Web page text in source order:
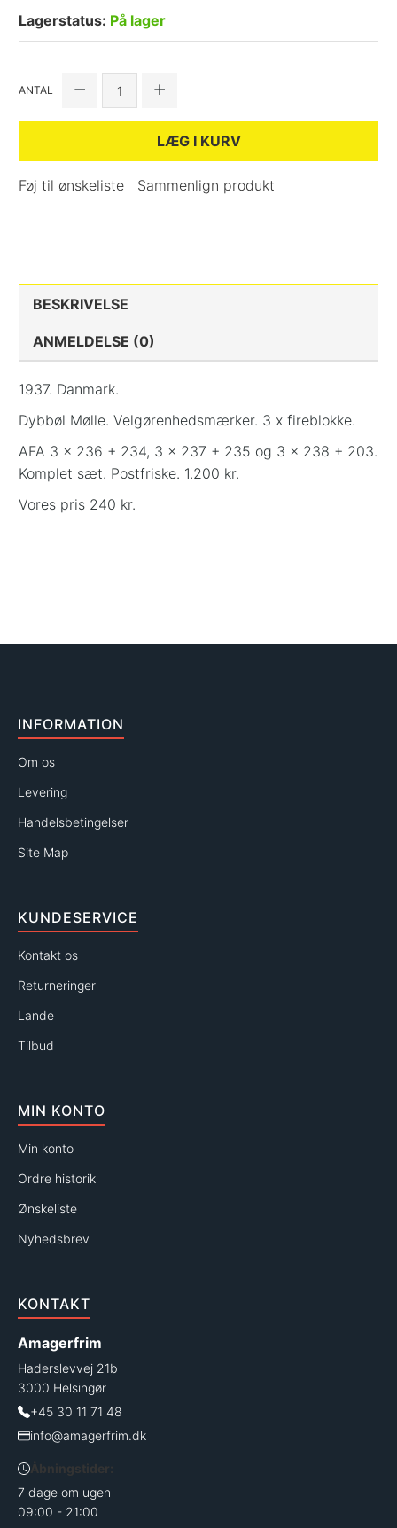
Lagerstatus: På lager
ANTAL
LÆG I KURV
Føj til ønskeliste Sammenlign produkt
BESKRIVELSE
ANMELDELSE (0)
1937. Danmark.
Dybbøl Mølle. Velgørenhedsmærker. 3 x fireblokke.
AFA 3 x 236 + 234, 3 x 237 + 235 og 3 x 238 + 203.
Komplet sæt. Postfriske. 1.200 kr.
Vores pris 240 kr.
INFORMATION
Om os
Levering
Handelsbetingelser
Site Map
KUNDESERVICE
Kontakt os
Returneringer
Lande
Tilbud
MIN KONTO
Min konto
Ordre historik
Ønskeliste
Nyhedsbrev
KONTAKT
Amagerfrim
Haderslevvej 21b
3000 Helsingør
+45 30 11 71 48
info@amagerfrim.dk
Åbningstider:
7 dage om ugen
09:00 - 21:00